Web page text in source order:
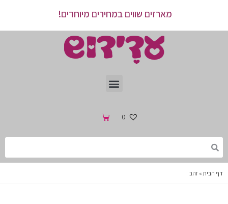
מארזים שווים במחירים מיוחדים!
0
דף הבית » זהב